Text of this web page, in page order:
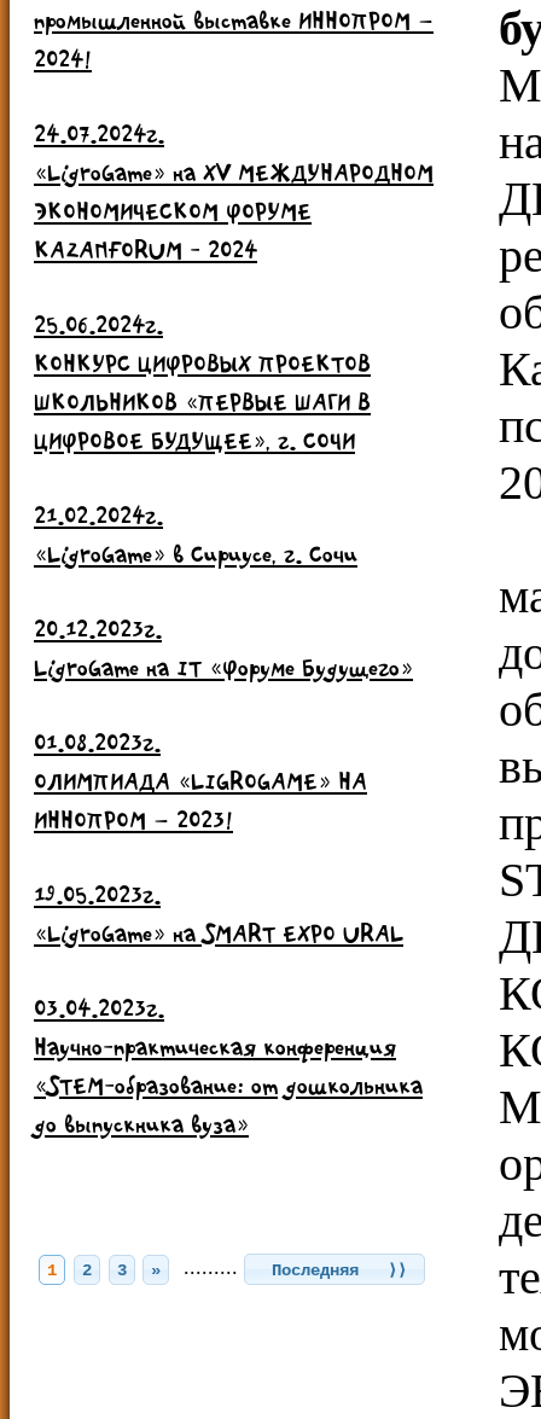
промышленной выставке ИННОПРОМ –
2024!
24.07.2024г.
«LigroGame» на ХV МЕЖДУНАРОДНОМ
ЭКОНОМИЧЕСКОМ ФОРУМЕ
KAZANFORUM - 2024
25.06.2024г.
КОНКУРС ЦИФРОВЫХ ПРОЕКТОВ
ШКОЛЬНИКОВ «ПЕРВЫЕ ШАГИ В
ЦИФРОВОЕ БУДУЩЕЕ», г. СОЧИ
21.02.2024г.
«LigroGame» в Сириусе, г. Сочи
20.12.2023г.
LigroGame на IT «Форуме Будущего»
01.08.2023г.
ОЛИМПИАДА «LIGROGAME» НА
ИННОПРОМ – 2023!
19.05.2023г.
«LigroGame» на SMART EXPO URAL
03.04.2023г.
Научно-практическая конференция
«STEM-образование: от дошкольника
до выпускника вуза»
1 2 3 » ......... Последняя ⟩⟩